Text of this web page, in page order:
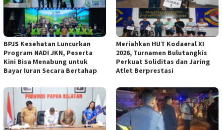
BPJS Kesehatan Luncurkan
Program NADI JKN, Peserta
Kini Bisa Menabung untuk
Bayar Iuran Secara Bertahap
Meriahkan HUT Kodaeral XI
2026, Turnamen Bulutangkis
Perkuat Soliditas dan Jaring
Atlet Berprestasi